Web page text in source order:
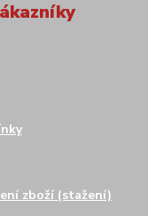
zboží (stažení)